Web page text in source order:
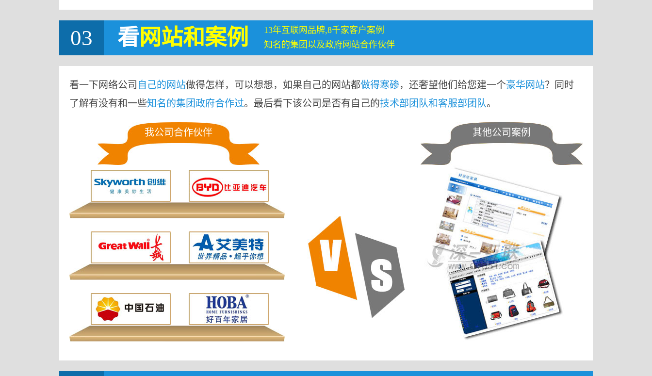
03 看网站和案例
13年互联网品牌,8千家客户案例
知名的集团以及政府网站合作伙伴
看一下网络公司 自己的网站做得怎样，可以想想，如果自己的网站都做得寒碜，还奢望他们给您建一个豪华网站？同时
了解有没有和一些知名的集团政府合作过。最后看下该公司是否有自己的技术部团队和客服部团队。
我公司合作伙伴 其他公司案例